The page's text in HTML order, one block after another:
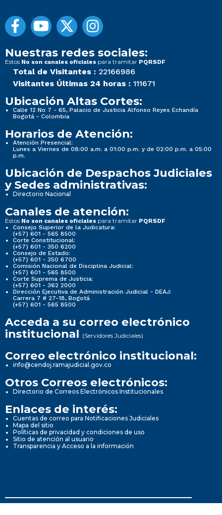
Nuestras redes sociales:
Estos No son canales oficiales para tramitar PQRSDF
Total de Visitantes : 22166986
Visitantes Últimas 24 horas : 111671
Ubicación Altas Cortes:
Calle 12 No 7 - 65, Palacio de Justicia Alfonso Reyes Echandía
Bogotá - Colombia
Horarios de Atención:
Atención Presencial:
Lunes a Viernes de 08:00 a.m. a 01:00 p.m. y de 02:00 p.m. a 05:00
p.m.
Ubicación de Despachos Judiciales
y Sedes administrativas:
Directorio Nacional
Canales de atención:
Estos No son canales oficiales para tramitar PQRSDF
Consejo Superior de la Judicatura:
(+57) 601 - 565 8500
Corte Constitucional:
(+57) 601 - 350 6200
Consejo de Estado:
(+57) 601 - 350 6700
Comisión Nacional de Disciplina Judicial:
(+57) 601 - 565 8500
Corte Suprema de Justicia:
(+57) 601 - 362 2000
Dirección Ejecutiva de Administración Judicial - DEAJ:
Carrera 7 # 27-18, Bogotá
(+57) 601 - 565 8500
Acceda a su correo electrónico
institucional (Servidores Judiciales)
Correo electrónico institucional:
info@cendoj.ramajudicial.gov.co
Otros Correos electrónicos:
Directorio de Correos Electrónicos Institucionales
Enlaces de interés:
Cuentas de correo para Notificaciones Judiciales
Mapa del sitio
Políticas de privacidad y condiciones de uso
Sitio de atención al usuario
Transparencia y Acceso a la información